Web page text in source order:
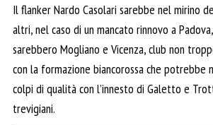
Il flanker Nardo Casolari sarebbe nel mirino
altri, nel caso di un mancato rinnovo a
sarebbero Mogliano e Vicenza, club non
con la formazione biancorossa che potrebbe
colpi di qualità con l’innesto di Galetto e
trevigiani.